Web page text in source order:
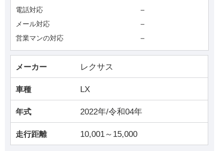
電話対応 －
メール対応 －
営業マンの対応 －
メーカー レクサス
車種 LX
年式 2022年/令和04年
走行距離 10,001～15,000